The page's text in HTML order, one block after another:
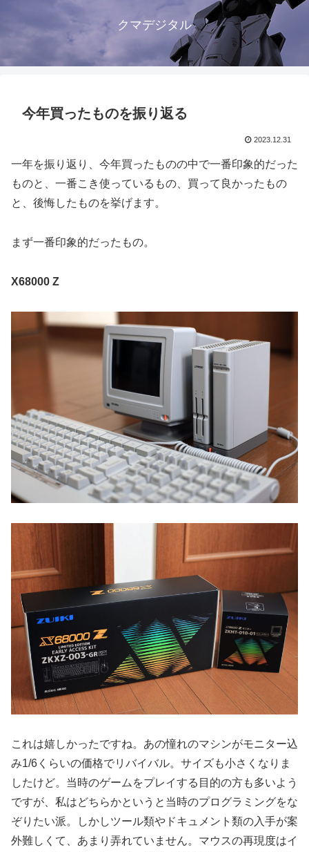
クマデジタル
今年買ったものを振り返る
2023.12.31
一年を振り返り、今年買ったものの中で一番印象的だった
ものと、一番こき使っているもの、買って良かったもの
と、後悔したものを挙げます。
まず一番印象的だったもの。
X68000 Z
これは嬉しかったですね。あの憧れのマシンがモニター込
み1/6くらいの価格でリバイバル。サイズも小さくなりま
したけど。当時のゲームをプレイする目的の方も多いよう
ですが、私はどちらかというと当時のプログラミングをな
ぞりたい派。しかしツール類やドキュメント類の入手が案
外難しくて、あまり弄れていません。マウスの再現度はイ